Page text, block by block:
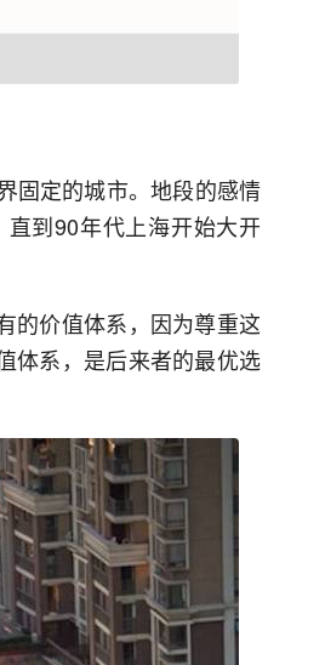
固定的城市。地段的感情
到90年代上海开始大开
的价值体系，因为尊重这
体系，是后来者的最优选